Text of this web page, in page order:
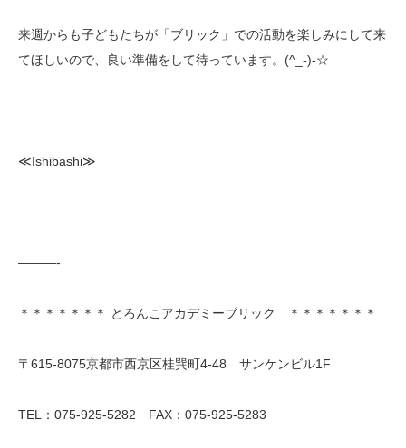
来週からも子どもたちが「ブリック」での活動を楽しみにして来
てほしいので、良い準備をして待っています。(^_-)-☆
≪Ishibashi≫
———-
＊＊＊＊＊＊＊ とろんこアカデミーブリック ＊＊＊＊＊＊＊
〒615-8075京都市西京区桂巽町4-48 サンケンビル1F
TEL：075-925-5282 FAX：075-925-5283